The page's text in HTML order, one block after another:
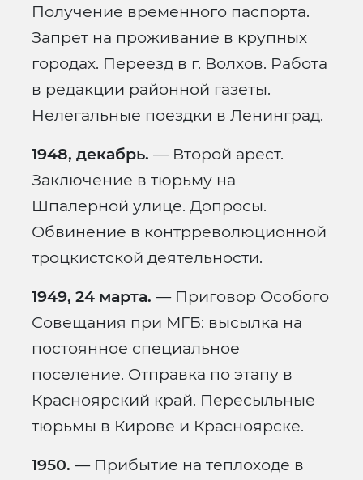
Получение временного паспорта.
Запрет на проживание в крупных
городах. Переезд в г. Волхов. Работа
в редакции районной газеты.
Нелегальные поездки в Ленинград.
1948, декабрь. — Второй арест.
Заключение в тюрьму на
Шпалерной улице. Допросы.
Обвинение в контрреволюционной
троцкистской деятельности.
1949, 24 марта. — Приговор Особого
Совещания при МГБ: высылка на
постоянное специальное
поселение. Отправка по этапу в
Красноярский край. Пересыльные
тюрьмы в Кирове и Красноярске.
1950. — Прибытие на теплоходе в